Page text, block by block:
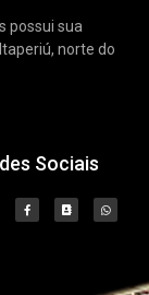
possui sua
norte do
Sociais